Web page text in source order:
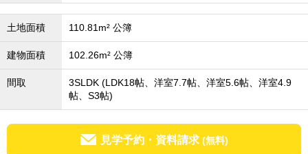
土地面積 110.81m² 公簿
建物面積 102.26m² 公簿
間取
3SLDK (LDK18帖、洋室7.7帖、洋室5.6帖、洋室4.9
帖、S3帖)
見学予約・資料請求 (無料)
松戸･柏方面エリアの土地
成田･銚子方面エリア
成田･銚子方面エリアの中古一戸建
成田･銚子方面エリアのマンション
成田･銚子方面エリアの土地
四街道･佐倉･八千代方面エリアの新築一戸建
四街道･佐倉･八千代方面エリアの中古一戸建
四街道･佐倉･八千代方面エリアのマンション